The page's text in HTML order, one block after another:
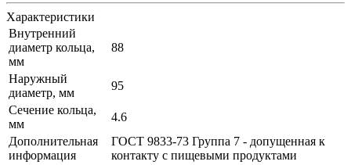
Характеристики
Внутренний
диаметр кольца,
мм
88
Наружный
диаметр, мм
95
Сечение кольца,
мм
4.6
Дополнительная
информация
ГОСТ 9833-73 Группа 7 - допущенная к
контакту с пищевыми продуктами